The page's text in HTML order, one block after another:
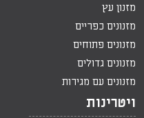
מזנון עץ
מזנונים כפריים
מזנונים פתוחים
מזנונים גדולים
מזנונים עם מגירות
ויטרינות